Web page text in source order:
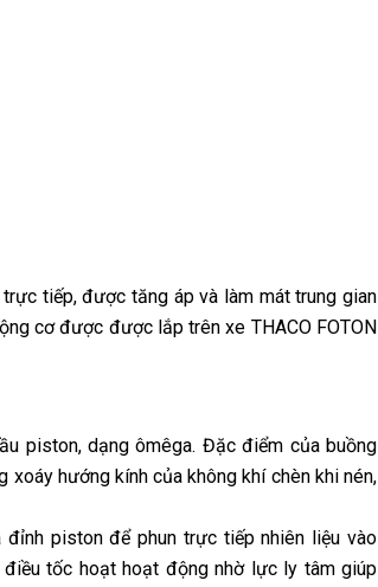
tiếp, được tăng áp và làm mát trung gian
cơ được được lắp trên xe THACO FOTON
piston, dạng ômêga. Đặc điểm của buồng
hướng kính của không khí chèn khi nén,
piston để phun trực tiếp nhiên liệu vào
tốc hoạt hoạt động nhờ lực ly tâm giúp